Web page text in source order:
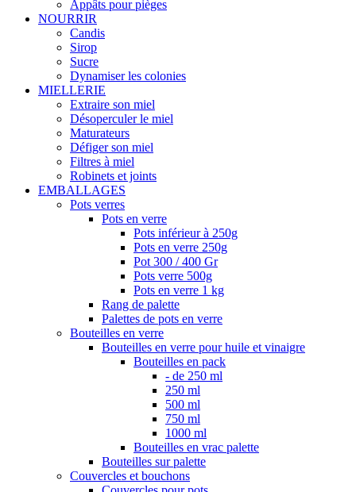
Appâts pour pièges
NOURRIR
Candis
Sirop
Sucre
Dynamiser les colonies
MIELLERIE
Extraire son miel
Désoperculer le miel
Maturateurs
Défiger son miel
Filtres à miel
Robinets et joints
EMBALLAGES
Pots verres
Pots en verre
Pots inférieur à 250g
Pots en verre 250g
Pot 300 / 400 Gr
Pots verre 500g
Pots en verre 1 kg
Rang de palette
Palettes de pots en verre
Bouteilles en verre
Bouteilles en verre pour huile et vinaigre
Bouteilles en pack
- de 250 ml
250 ml
500 ml
750 ml
1000 ml
Bouteilles en vrac palette
Bouteilles sur palette
Couvercles et bouchons